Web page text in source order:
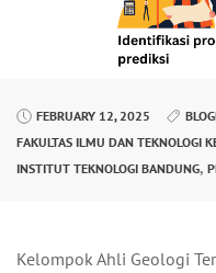
FEBRUARY 12, 2025
FAKULTAS ILMU DAN TEKNOLOGI
INSTITUT TEKNOLOGI BANDUNG,
Kelompok Ahli Geologi